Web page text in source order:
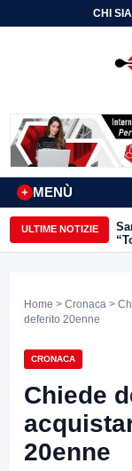
CHI
MENÙ
+
ULTIME NOTIZIE
Home > Cronaca >
deferito 20enne
CRONACA
Chiede
20enne